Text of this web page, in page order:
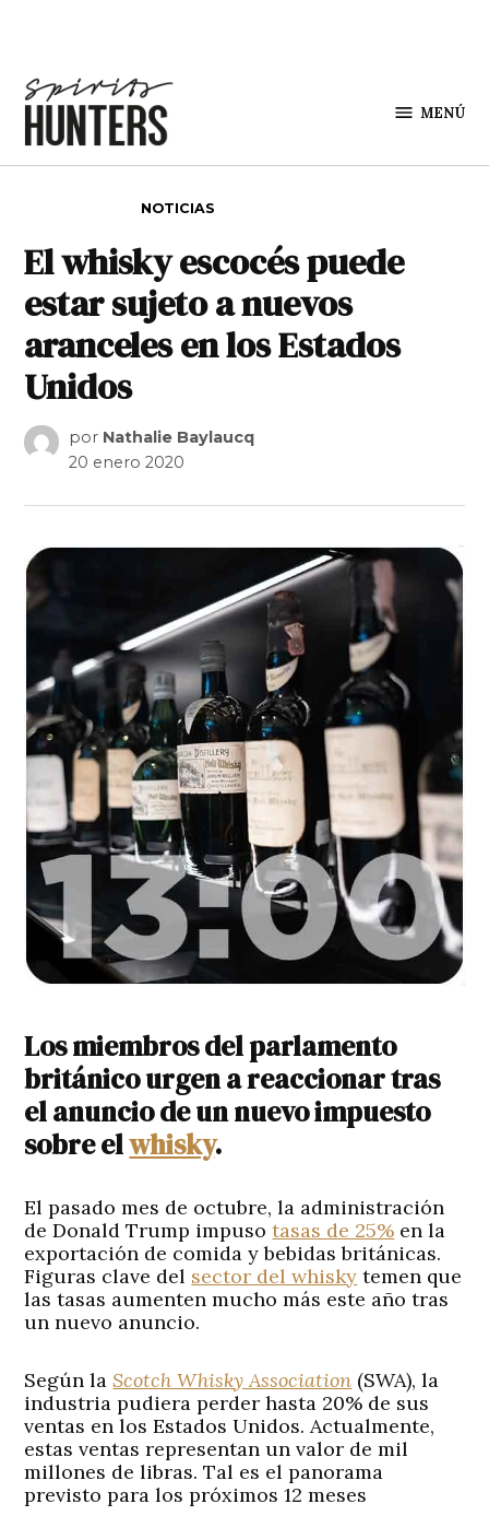
MENÚ
NOTICIAS
El whisky escocés puede
estar sujeto a nuevos
aranceles en los Estados
Unidos
por Nathalie Baylaucq
20 enero 2020
Los miembros del parlamento
británico urgen a reaccionar tras
el anuncio de un nuevo impuesto
sobre elwhisky.
El pasado mes de octubre, la administración
de Donald Trump impusotasas de 25% en la
exportación de comida y bebidas británicas.
Figuras clave del sector del whisky temen que
las tasas aumenten mucho más este año tras
un nuevo anuncio.
Según laScotch Whisky Association (SWA), la
industria pudiera perder hasta 20% de sus
ventas en los Estados Unidos. Actualmente,
estas ventas representan un valor de mil
millones de libras. Tal es el panorama
previsto para los próximos 12 meses